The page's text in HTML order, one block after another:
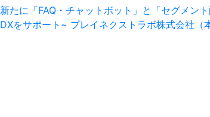
新たに「FAQ・チャットボット」と「セグメン
DXをサポート~ プレイネクストラボ株式会社